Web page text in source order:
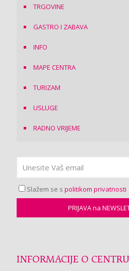
TRGOVINE
GASTRO I ZABAVA
INFO
MAPE CENTRA
TURIZAM
USLUGE
RADNO VRIJEME
Slažem se s politikom privatnosti
INFORMACIJE O CENTRU